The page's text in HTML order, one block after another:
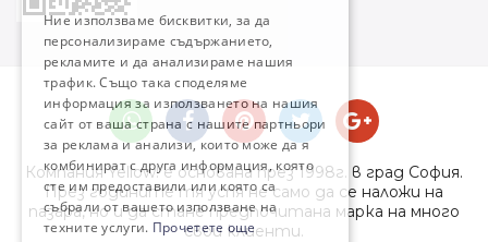
Компания Yellow! е основана през 1998г. в град София.
През годините тя успя не само да се наложи на
пазара, но и да стане предпочитана марка на много
свои клиенти.
Ние използваме бисквитки, за да
персонализираме съдържанието,
рекламите и да анализираме нашия
трафик. Също така споделяме
информация за използването на нашия
сайт от ваша страна с нашите партньори
за реклама и анализи, които може да я
комбинират с друга информация, която
сте им предоставили или която са
събрали от вашето използване на
техните услуги. Прочетете още